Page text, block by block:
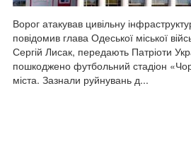
Ворог атакував цивільну
повідомив глава Одеської міської
Сергій Лисак, передають Патріоти
пошкоджено футбольний стадіон
міста. Зазнали руйнувань д...